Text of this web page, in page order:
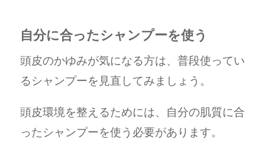
自分に合ったシャンプーを使う
頭皮のかゆみが気になる方は、普段使ってい
るシャンプーを見直してみましょう。
頭皮環境を整えるためには、自分の肌質に合
ったシャンプーを使う必要があります。